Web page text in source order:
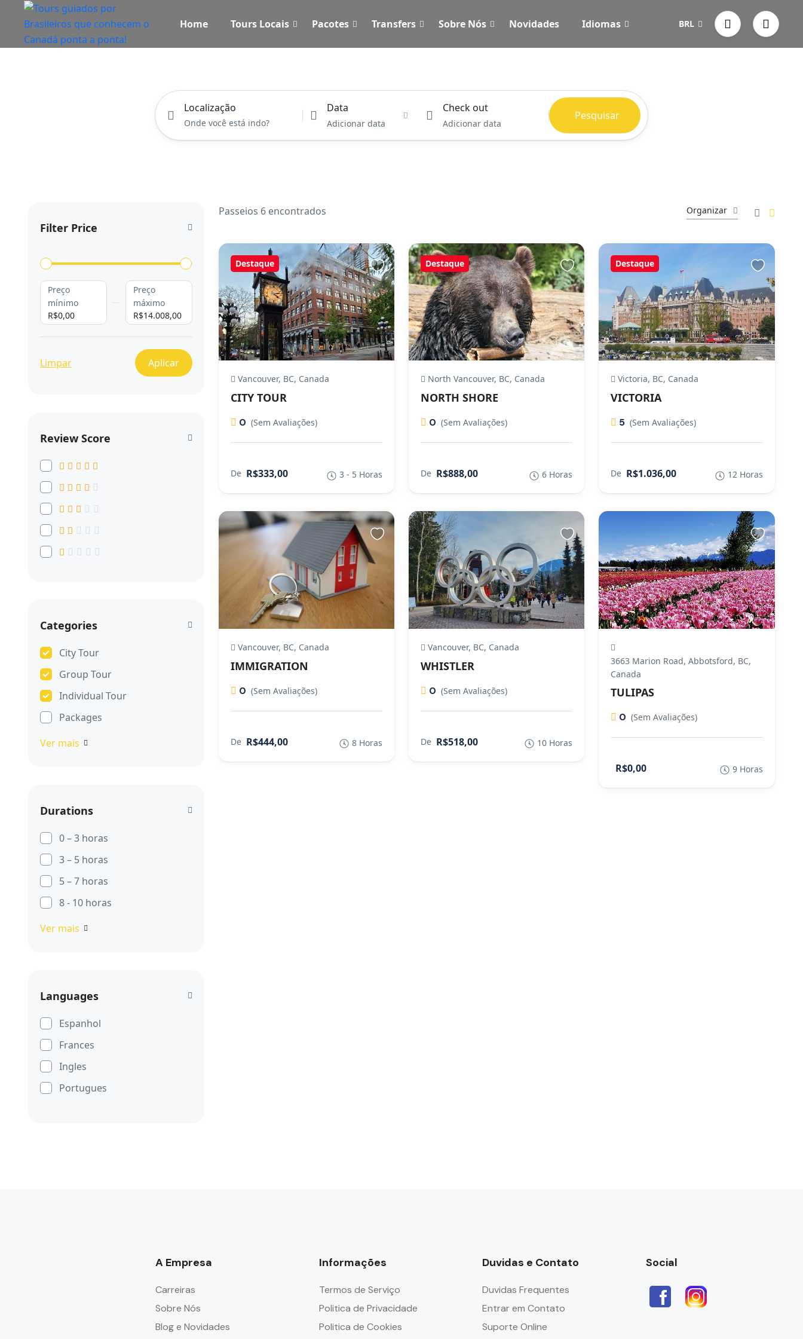
Home Tours Locais Pacotes Transfers Sobre Nós Novidades Idiomas BRL
Localização Data
Adicionar data
Check out
Adicionar data
Pesquisar
Filter Price
Preço
mínimo
R$0,00
Preço
máximo
R$14.008,00
Limpar Aplicar
Review Score
Categories
City Tour
Group Tour
Individual Tour
Packages
Ver mais
Durations
0 – 3 horas
3 – 5 horas
5 – 7 horas
8 - 10 horas
Ver mais
Languages
Espanhol
Frances
Ingles
Portugues
Organizar
Passeios 6 encontrados
Destaque
Vancouver, BC, Canada
CITY TOUR
0 (Sem Avaliações)
De R$333,00 3 - 5 Horas
Destaque
North Vancouver, BC, Canada
NORTH SHORE
0 (Sem Avaliações)
De R$888,00 6 Horas
Destaque
Victoria, BC, Canada
VICTORIA
5 (Sem Avaliações)
De R$1.036,00 12 Horas
Vancouver, BC, Canada
IMMIGRATION
0 (Sem Avaliações)
De R$444,00 8 Horas
Vancouver, BC, Canada
WHISTLER
0 (Sem Avaliações)
De R$518,00 10 Horas
3663 Marion Road, Abbotsford, BC,
Canada
TULIPAS
0 (Sem Avaliações)
R$0,00 9 Horas
A Empresa
Carreiras
Sobre Nós
Blog e Novidades
Informações
Termos de Serviço
Politica de Privacidade
Politica de Cookies
Duvidas e Contato
Duvidas Frequentes
Entrar em Contato
Suporte Online
Social